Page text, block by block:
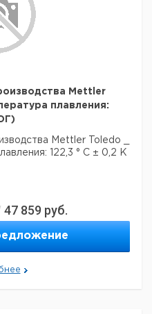
Mettler
плавления:
Mettler Toledo _
122,3 ° С ± 0,2 К
47 859 руб.